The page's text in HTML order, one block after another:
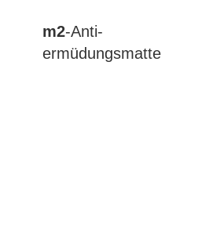
m2-Anti­
ermüdungs­matte